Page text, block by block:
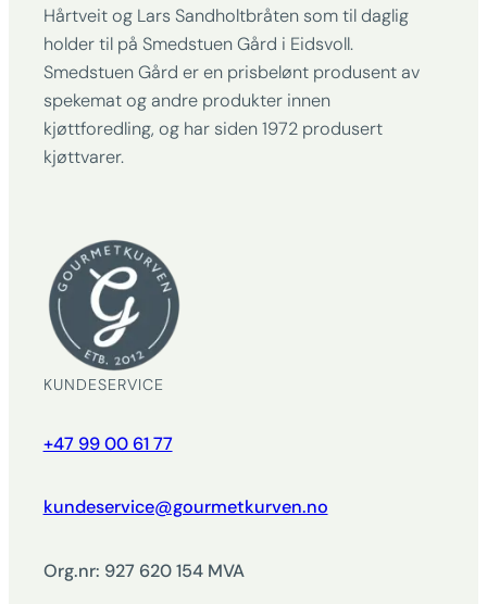
Hårtveit og Lars Sandholtbråten som til daglig
holder til på Smedstuen Gård i Eidsvoll.
Smedstuen Gård er en prisbelønt produsent av
spekemat og andre produkter innen
kjøttforedling, og har siden 1972 produsert
kjøttvarer.
KUNDESERVICE
+47 99 00 61 77
kundeservice@gourmetkurven.no
Org.nr: 927 620 154 MVA